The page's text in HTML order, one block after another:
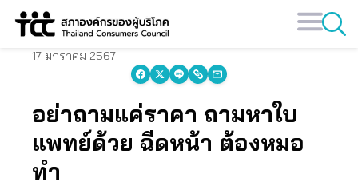
Skip
17 มกราคม 2567
อย่าถามแค่ราคา ถามหาใบ
แพทย์ด้วย ฉีดหน้า ต้องหมอ
ทำ